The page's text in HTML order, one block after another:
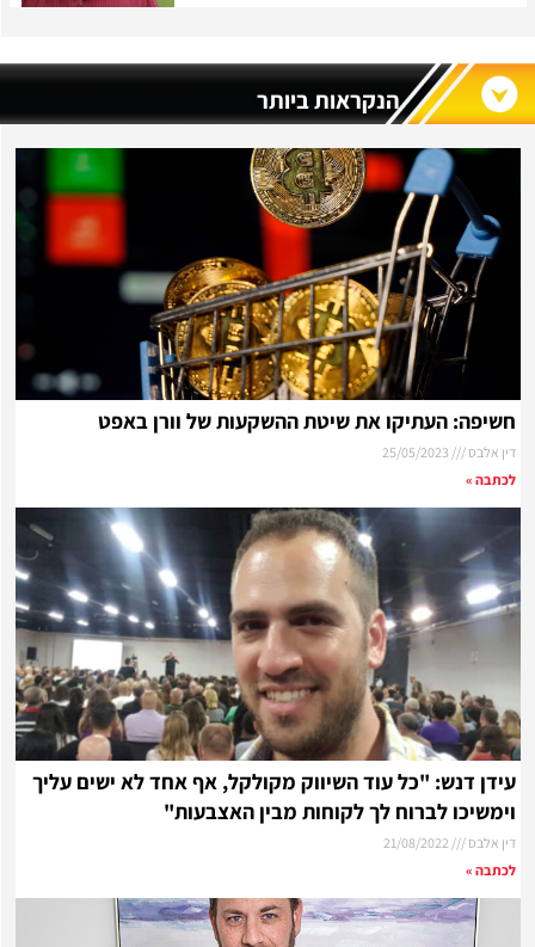
הנקראות ביותר
העתיקו את שיטת ההשקעות של וורן באפט
אלבס
25/05/2023
»
דנש: "כל עוד השיווק מקולקל, אף אחד לא ישים עליך
לברוח לך לקוחות מבין האצבעות"
אלבס
21/08/2022
»